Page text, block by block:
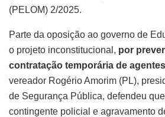
(PELOM) 2/2025.
Parte da oposição ao governo de
o projeto inconstitucional, por
contratação temporária de
vereador Rogério Amorim (PL),
de Segurança Pública, defendeu
contingente policial e agravamento